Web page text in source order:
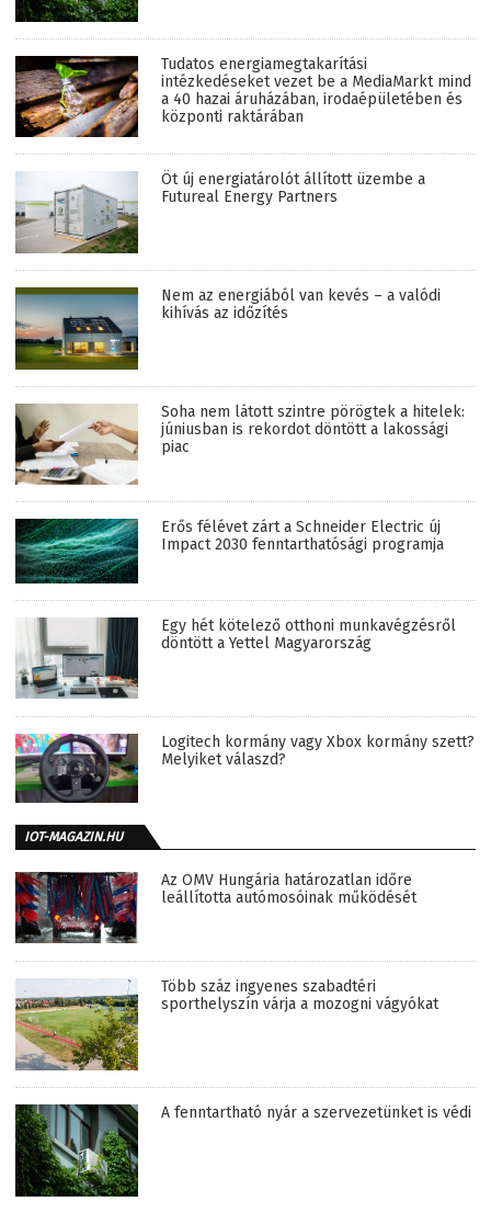
Tudatos energiamegtakarítási
intézkedéseket vezet be a MediaMarkt mind
a 40 hazai áruházában, irodaépületében és
központi raktárában
Öt új energiatárolót állított üzembe a
Futureal Energy Partners
Nem az energiából van kevés – a valódi
kihívás az időzítés
Soha nem látott szintre pörögtek a hitelek:
júniusban is rekordot döntött a lakossági
piac
Erős félévet zárt a Schneider Electric új
Impact 2030 fenntarthatósági programja
Egy hét kötelező otthoni munkavégzésről
döntött a Yettel Magyarország
Logitech kormány vagy Xbox kormány szett?
Melyiket válaszd?
IOT-MAGAZIN.HU
Az OMV Hungária határozatlan időre
leállította autómosóinak működését
Több száz ingyenes szabadtéri
sporthelyszín várja a mozogni vágyókat
A fenntartható nyár a szervezetünket is védi